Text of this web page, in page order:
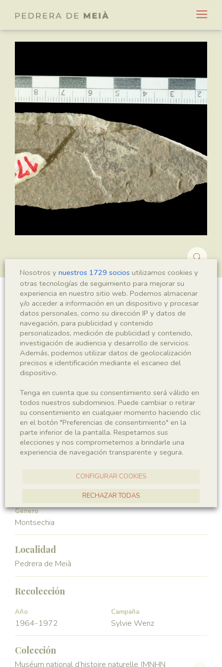
Montsechia vidalii
Sigla
MNHN 17144
Reino
Plantae
Phyllum
Spermatophyta
Subphyllum
Angiospermae
Clase
Magnoliopsida
Familia
Genero
Montsechia
Localidad
Pedrera de Meià
Recolección
Año
1964-1972
Campaña
Sylvie Wenz
Colección
Muséum national d’histoire naturelle (MNHN
Nosotros y nuestros 1729 socios utilizamos cookies y
otras tecnologías de seguimiento para mejorar su
experiencia en nuestro sitio web. Podemos almacenar
y/o acceder a información en un dispositivo y procesar
datos personales, como su dirección IP y datos de
navegación, para publicidad y contenido
personalizados, medición de publicidad y contenido,
investigación de audiencia y desarrollo de servicios.
Además, podemos utilizar datos de geolocalización
precisos e identificación mediante el escaneo del
dispositivo.
Tenga en cuenta que su consentimiento será válido en
todos nuestros subdominios. Puede cambiar o retirar
su consentimiento en cualquier momento haciendo clic
en el botón "Preferencias de consentimiento" en la
parte inferior de la pantalla. Respetamos sus
elecciones y nos comprometemos a brindarle una
experiencia de navegación transparente y segura.
CONFIGURAR COOKIES
RECHAZAR TODAS
ACEPTAR TODAS